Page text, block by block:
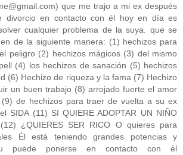
que me trajo a mi ex después
divorcio en contacto con él hoy en día es
cualquier problema de la suya. que se
de la siguiente manera: (1) hechizos para
peligro (2) hechizos mágicos (3) del mismo
(4) los hechizos de sanación (5) hechizos
(6) Hechizo de riqueza y la fama (7) Hechizo
un buen trabajo (8) arrojado fuerte el amor
de hechizos para traer de vuelta a su ex
SIDA (11) SI QUIERE ADOPTAR UN NIÑO
¿QUIERES SER RICO O quieres para
Él está teniendo grandes potencias y
puede ponerse en contacto con él